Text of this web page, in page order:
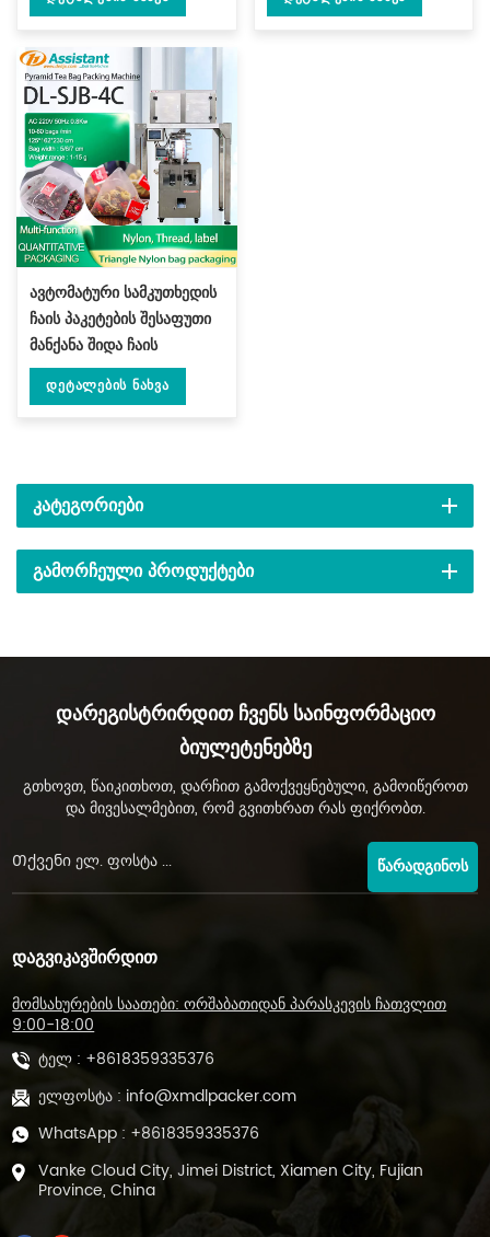
GDS-SJB
SJB-4CW
ავტომატური სამკუთხედის
ჩაის პაკეტების შესაფუთი
მანქანა შიდა ჩაის
პაკეტისთვის DL-SJB-4C
Დეტალების Ნახვა
ᲙᲐᲢᲔᲒᲝᲠᲘᲔᲑᲘ
ᲒᲐᲛᲝᲠᲩᲔᲣᲚᲘ ᲞᲠᲝᲓᲣᲥᲢᲔᲑᲘ
Დარეგისტრირდით Ჩვენს Საინფორმაციო
Ბიულეტენებზე
გთხოვთ, წაიკითხოთ, დარჩით გამოქვეყნებული, გამოიწეროთ
და მივესალმებით, რომ გვითხრათ რას ფიქრობთ.
ᲬᲐᲠᲐᲓᲒᲘᲜᲝᲡ
ᲓᲐᲒᲕᲘᲙᲐᲕᲨᲘᲠᲓᲘᲗ
მომსახურების საათები: ორშაბათიდან პარასკევის ჩათვლით
9:00-18:00
ტელ : +8618359335376
ელფოსტა : info@xmdlpacker.com
WhatsApp : +8618359335376
Vanke Cloud City, Jimei District, Xiamen City, Fujian
Province, China